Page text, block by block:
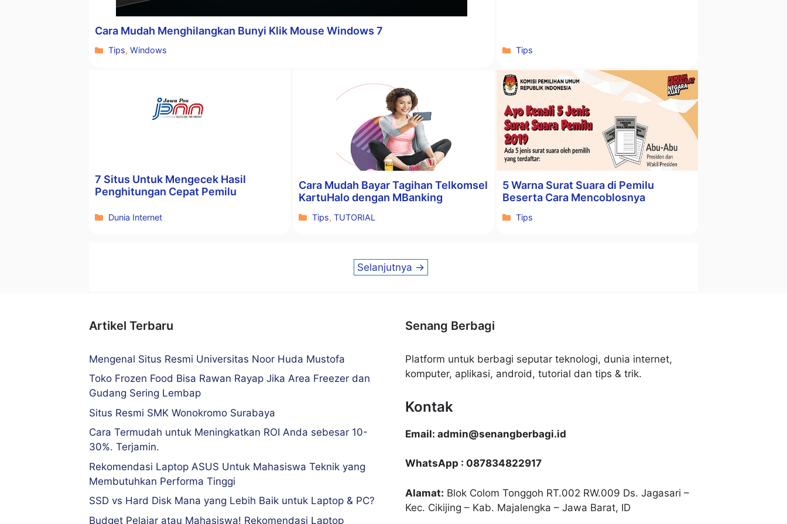
Cara Mudah Menghilangkan Bunyi Klik Mouse Windows 7
Kategori
Tips,Windows Kategori
Tips
7 Situs Untuk Mengecek Hasil
Penghitungan Cepat Pemilu
Kategori
Dunia Internet
Cara Mudah Bayar Tagihan Telkomsel
KartuHalo dengan MBanking
Kategori
Tips,TUTORIAL
5 Warna Surat Suara di Pemilu
Beserta Cara Mencoblosnya
Kategori
Tips
Selanjutnya →
Artikel Terbaru
Mengenal Situs Resmi Universitas Noor Huda Mustofa
Toko Frozen Food Bisa Rawan Rayap Jika Area Freezer dan
Gudang Sering Lembap
Situs Resmi SMK Wonokromo Surabaya
Cara Termudah untuk Meningkatkan ROI Anda sebesar 10-
30%. Terjamin.
Rekomendasi Laptop ASUS Untuk Mahasiswa Teknik yang
Membutuhkan Performa Tinggi
SSD vs Hard Disk Mana yang Lebih Baik untuk Laptop & PC?
Budget Pelajar atau Mahasiswa! Rekomendasi Laptop
Senang Berbagi
Platform untuk berbagi seputar teknologi, dunia internet,
komputer, aplikasi, android, tutorial dan tips & trik.
Kontak
Email: admin@senangberbagi.id
WhatsApp : 087834822917
Alamat: Blok Colom Tonggoh RT.002 RW.009 Ds. Jagasari –
Kec. Cikijing – Kab. Majalengka – Jawa Barat, ID